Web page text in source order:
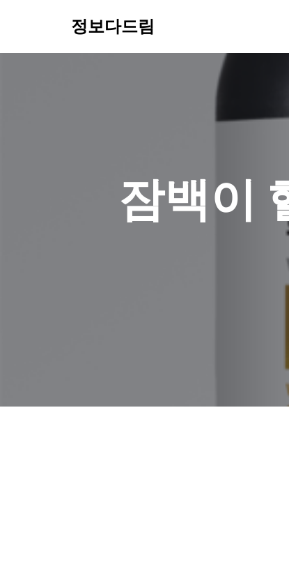
정보다드림
잠백이